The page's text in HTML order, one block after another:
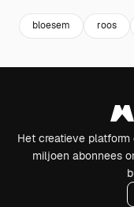
bloesem roos
Het creatieve platform
miljoen abonnees